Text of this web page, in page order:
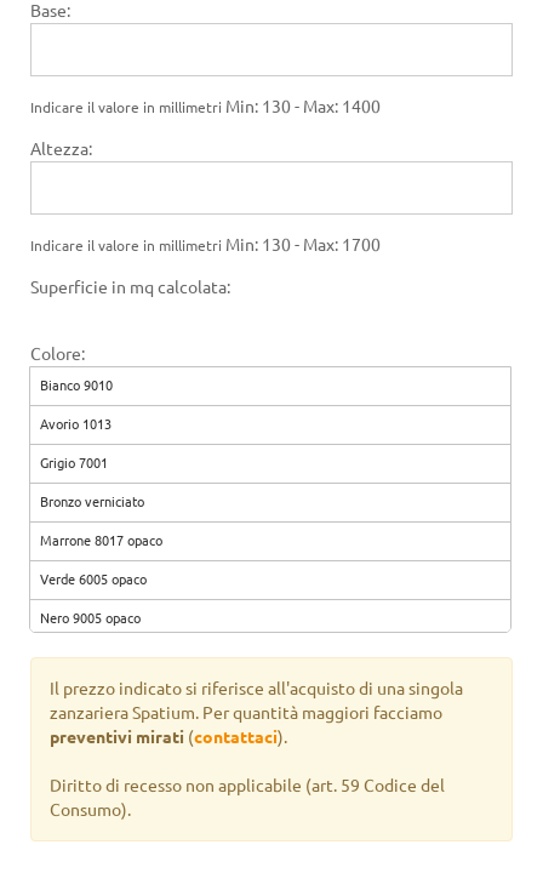
Base:
Indicare il valore in millimetri Min: 130 - Max: 1400
Altezza:
Indicare il valore in millimetri Min: 130 - Max: 1700
Superficie in mq calcolata:
Colore:
Bianco 9010
Avorio 1013
Grigio 7001
Bronzo verniciato
Marrone 8017 opaco
Verde 6005 opaco
Nero 9005 opaco
Testa di moro
Argento verniciato
Marrone 8017 ruvido
Verde mix
Il prezzo indicato si riferisce all'acquisto di una singola
zanzariera Spatium. Per quantità maggiori facciamo
preventivi mirati (contattaci).
Diritto di recesso non applicabile (art. 59 Codice del
Consumo).